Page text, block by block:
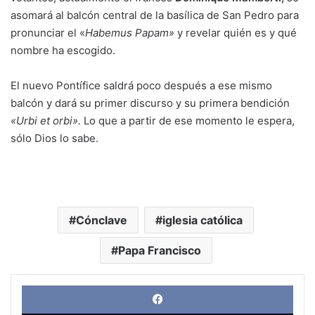
asomará al balcón central de la basílica de San Pedro para
pronunciar el «Habemus Papam» y revelar quién es y qué
nombre ha escogido.
El nuevo Pontífice saldrá poco después a ese mismo
balcón y dará su primer discurso y su primera bendición
«Urbi et orbi». Lo que a partir de ese momento le espera,
sólo Dios lo sabe.
Cónclave iglesia católica
Papa Francisco